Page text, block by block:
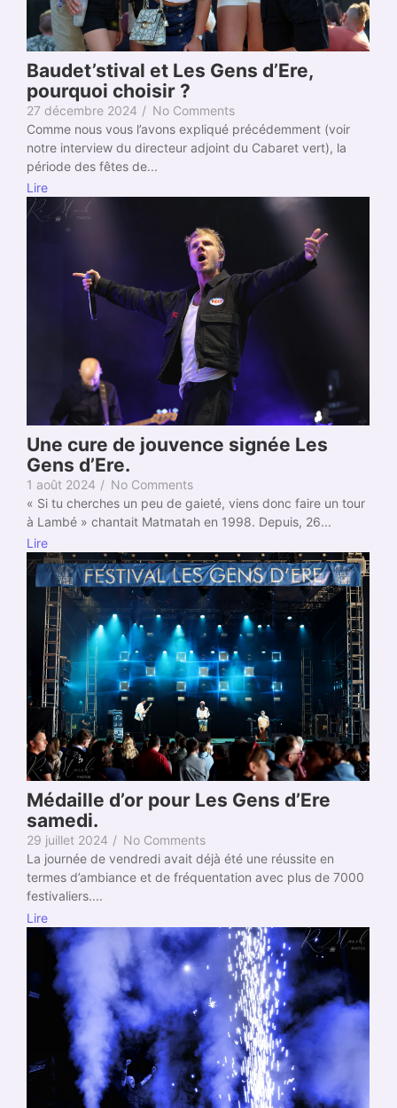
Baudet’stival et Les Gens d’Ere,
pourquoi choisir ?
27 décembre 2024 / No Comments
Comme nous vous l’avons expliqué précédemment (voir
notre interview du directeur adjoint du Cabaret vert), la
période des fêtes de...
Lire
Une cure de jouvence signée Les
Gens d’Ere.
1 août 2024 / No Comments
« Si tu cherches un peu de gaieté, viens donc faire un tour
à Lambé » chantait Matmatah en 1998. Depuis, 26...
Lire
Médaille d’or pour Les Gens d’Ere
samedi.
29 juillet 2024 / No Comments
La journée de vendredi avait déjà été une réussite en
termes d’ambiance et de fréquentation avec plus de 7000
festivaliers....
Lire